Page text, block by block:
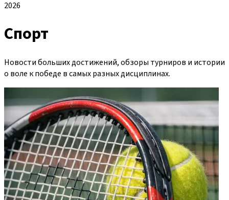
2026
Спорт
Новости больших достижений, обзоры турниров и истории
о воле к победе в самых разных дисциплинах.